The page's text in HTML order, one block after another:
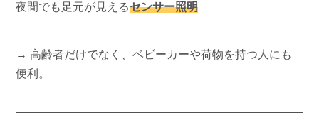
夜間でも足元が見えるセンサー照明
→ 高齢者だけでなく、ベビーカーや荷物を持つ人にも
便利。